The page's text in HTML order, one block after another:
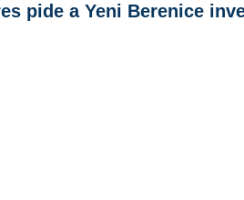
pide a Yeni Berenice